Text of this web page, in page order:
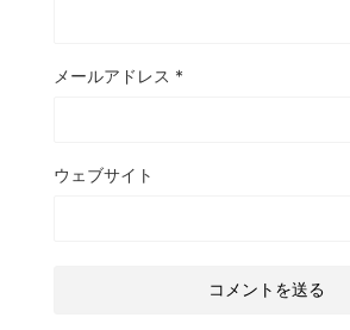
メールアドレス *
ウェブサイト